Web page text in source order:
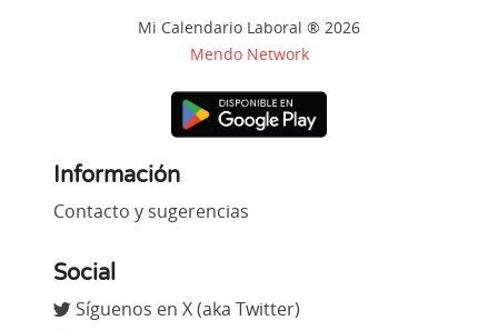
Mi Calendario Laboral ® 2026
Mendo Network
Información
Contacto y sugerencias
Social
Síguenos en X (aka Twitter)